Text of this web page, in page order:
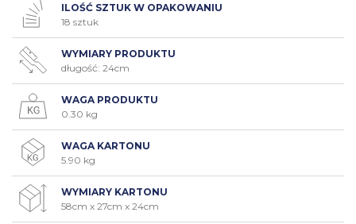
ILOŚĆ SZTUK W OPAKOWANIU
18 sztuk
WYMIARY PRODUKTU
długość: 24cm
WAGA PRODUKTU
0.30 kg
WAGA KARTONU
5.90 kg
WYMIARY KARTONU
58cm x 27cm x 24cm